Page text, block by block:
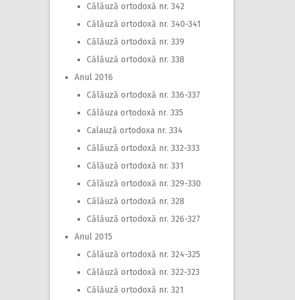
Călăuză ortodoxă nr. 342
Călăuză ortodoxă nr. 340-341
Călăuză ortodoxă nr. 339
Călăuză ortodoxă nr. 338
Anul 2016
Călăuză ortodoxă nr. 336-337
Călăuza ortodoxă nr. 335
Calauză ortodoxa nr. 334
Călăuză ortodoxă nr. 332-333
Călăuză ortodoxă nr. 331
Călăuză ortodoxă nr. 329-330
Călăuză ortodoxă nr. 328
Călăuză ortodoxă nr. 326-327
Anul 2015
Călăuză ortodoxă nr. 324-325
Călăuză ortodoxă nr. 322-323
Călăuză ortodoxă nr. 321